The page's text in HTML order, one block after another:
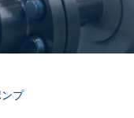
プ